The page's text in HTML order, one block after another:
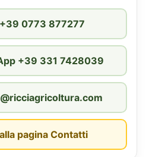
0773 877277
+39 331 7428039
pagina Contatti